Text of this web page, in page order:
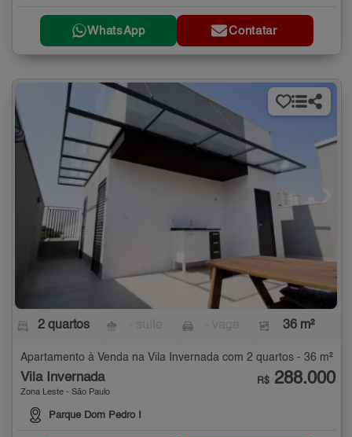
WhatsApp Contatar
2 quartos 36 m²
Apartamento à Venda na Vila Invernada com 2 quartos - 36 m²
Vila Invernada
Zona Leste - São Paulo
Parque Dom Pedro I
R$ 288.000